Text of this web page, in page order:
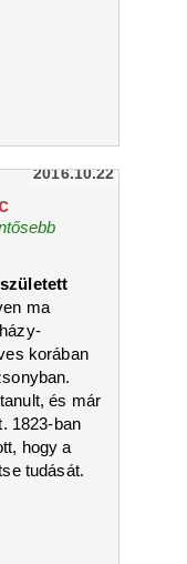
2016.10.22
ma
korában
és már
1823-ban
hogy a
tudását.